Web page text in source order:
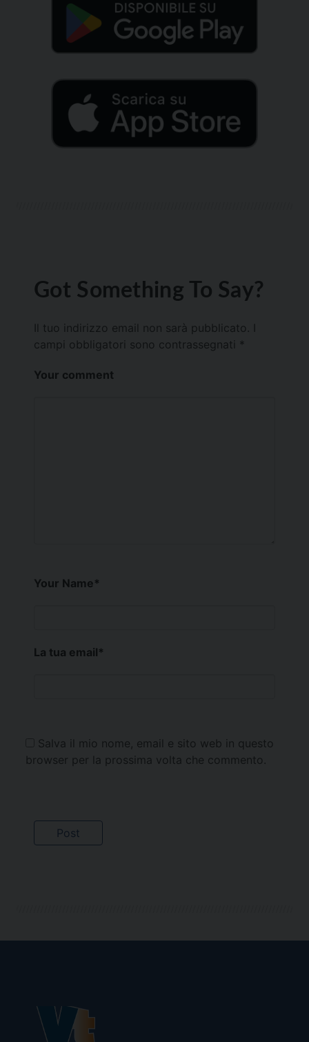
Got Something To Say?
Il tuo indirizzo email non sarà pubblicato.
campi obbligatori sono contrassegnati *
Your comment
Your Name*
La tua email*
Salva il mio nome, email e sito web in questo
browser per la prossima volta che commento.